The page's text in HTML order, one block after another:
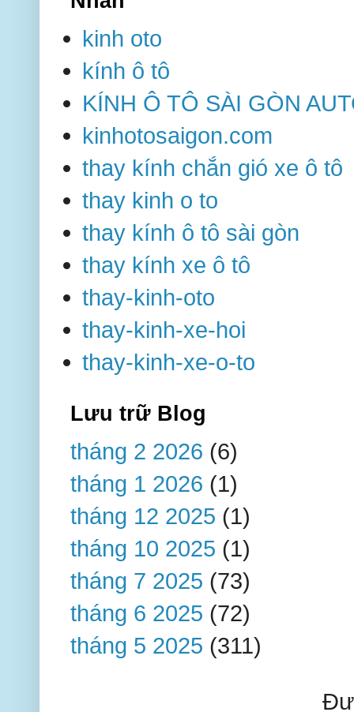
kinh oto
kính ô tô
KÍNH Ô TÔ SÀI GÒN
kinhotosaigon.com
thay kính chắn gió xe ô tô
thay kinh o to
thay kính ô tô sài gòn
thay kính xe ô tô
thay-kinh-oto
thay-kinh-xe-hoi
thay-kinh-xe-o-to
Lưu trữ Blog
tháng 2 2026 (6)
tháng 1 2026 (1)
tháng 12 2025 (1)
tháng 10 2025 (1)
tháng 7 2025 (73)
tháng 6 2025 (72)
tháng 5 2025 (311)